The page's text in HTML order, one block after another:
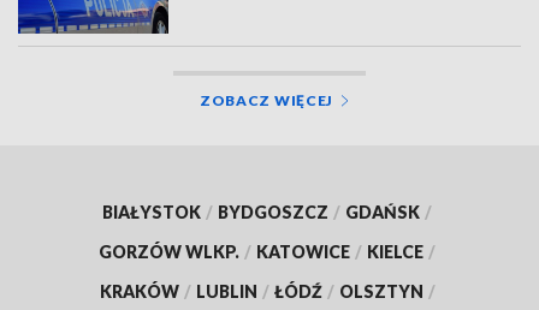
ZOBACZ WIĘCEJ
BIAŁYSTOK / BYDGOSZCZ / GDAŃSK /
GORZÓW WLKP. / KATOWICE / KIELCE /
KRAKÓW / LUBLIN / ŁÓDŹ / OLSZTYN /